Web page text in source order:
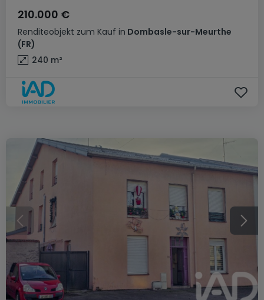
Renditeobjekt zum Kauf in Dombasle-sur-Meurthe
(FR)
210.000 €
240 m²